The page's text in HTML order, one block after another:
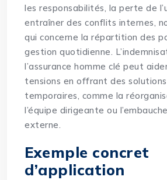
les responsabilités, la perte de
entraîner des conflits internes,
qui concerne la répartition des
gestion quotidienne.
l’assurance homme clé peut
tensions en offrant des
temporaires, comme la
l’équipe dirigeante ou
externe.
Exemple concret
d’application